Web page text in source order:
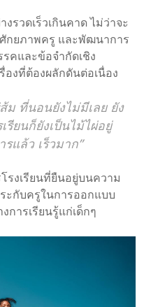
รวดเร็วเกินคาด ไม่ว่าจะ
กยภาพครู และพัฒนาการ
คและข้อจำกัดเชิง
องที่ต้องผลักดันต่อเนื่อง
ม ที่นอนยังไม่มีเลย ยัง
รียนก็ยังเป็นไม้ไผ่อยู่
แล้ว เร็วมาก”
งเรียนที่ยืนอยู่บนความ
ะกับครูในการออกแบบ
การเรียนรู้แก่เด็กๆ